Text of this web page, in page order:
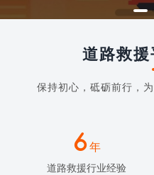
道路救援
保持初心，砥砺前行，
6年
道路救援行业经验